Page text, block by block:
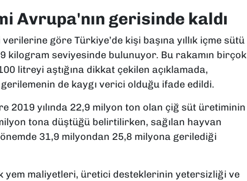
Avrupa'nın gerisinde kaldı
göre Türkiye’de kişi başına yıllık içme sütü
kilogram seviyesinde bulunuyor. Bu rakamın birçok
litreyi aştığına dikkat çekilen açıklamada,
de kaygı verici olduğu ifade edildi.
2019 yılında 22,9 milyon ton olan çiğ süt üretiminin
tona düştüğü belirtilirken, sağılan hayvan
31,9 milyondan 25,8 milyona gerilediği
yem maliyetleri, üretici desteklerinin yetersizliği ve